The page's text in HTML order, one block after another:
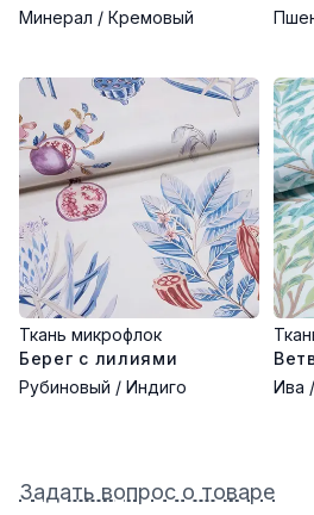
Минерал / Кремовый
Ткань микрофлок
Берег с лилиями
Рубиновый / Индиго
Ива
Задать вопрос о товаре